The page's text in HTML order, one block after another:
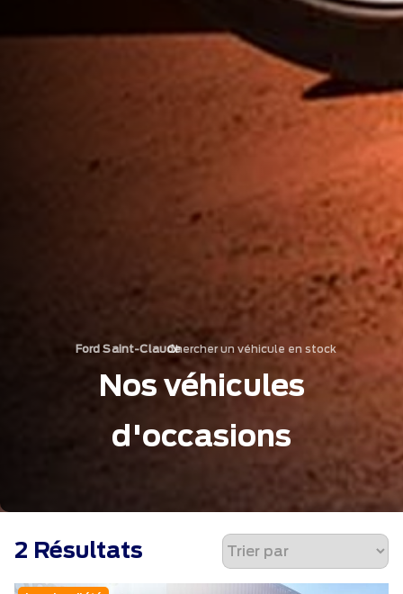
Ford Saint-Claude
›
Chercher un véhicule en stock
Nos véhicules
d'occasions
2 Résultats